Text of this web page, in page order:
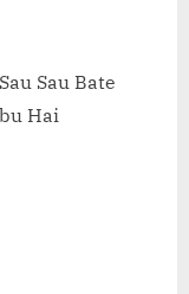
Sau Bate
Hai